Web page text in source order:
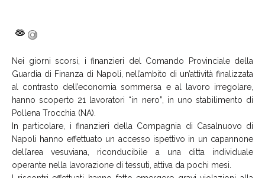
Nei giorni scorsi, i finanzieri del Comando Provinciale della
Guardia di Finanza di Napoli, nell’ambito di un’attività finalizzata
al contrasto dell’economia sommersa e al lavoro irregolare,
hanno scoperto 21 lavoratori “in nero”, in uno stabilimento di
Pollena Trocchia (NA).
In particolare, i finanzieri della Compagnia di Casalnuovo di
Napoli hanno effettuato un accesso ispettivo in un capannone
dell’area vesuviana, riconducibile a una ditta individuale
operante nella lavorazione di tessuti, attiva da pochi mesi.